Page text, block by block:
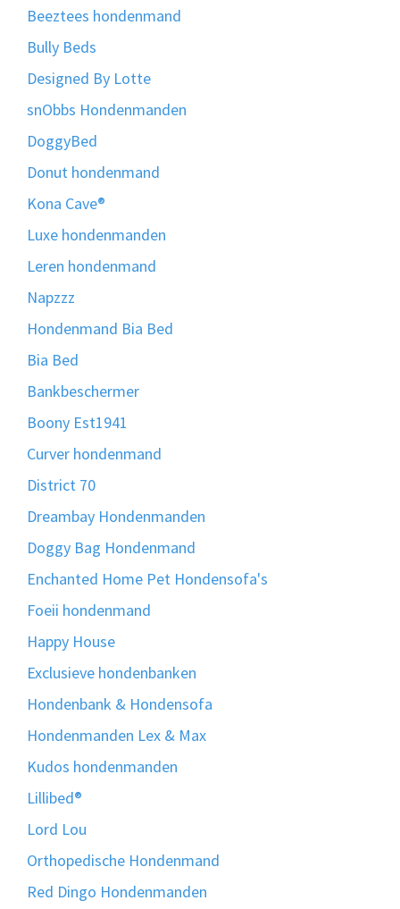
Beeztees hondenmand
Bully Beds
Designed By Lotte
snObbs Hondenmanden
DoggyBed
Donut hondenmand
Kona Cave®
Luxe hondenmanden
Leren hondenmand
Napzzz
Hondenmand Bia Bed
Bia Bed
Bankbeschermer
Boony Est1941
Curver hondenmand
District 70
Dreambay Hondenmanden
Doggy Bag Hondenmand
Enchanted Home Pet Hondensofa's
Foeii hondenmand
Happy House
Exclusieve hondenbanken
Hondenbank & Hondensofa
Hondenmanden Lex & Max
Kudos hondenmanden
Lillibed®
Lord Lou
Orthopedische Hondenmand
Red Dingo Hondenmanden